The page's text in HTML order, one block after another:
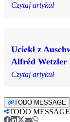
Czytaj artykuł
Uciekł z
Alfréd Wetzler
Czytaj artykuł
TODO MESSAGE
TODO MESSAGE